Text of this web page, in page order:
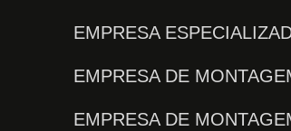
EMPRESA
EMPRESA DE
EMPRESA DE